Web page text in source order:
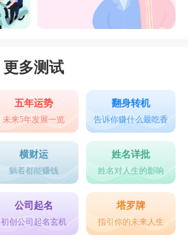
更多测试
五年运势
未来5年发展一览
翻身转机
告诉你赚什么最吃香
横财运
躺着都能赚钱
姓名详批
姓名对人生的影响
公司起名
初创公司起名玄机
塔罗牌
指引你的未来人生